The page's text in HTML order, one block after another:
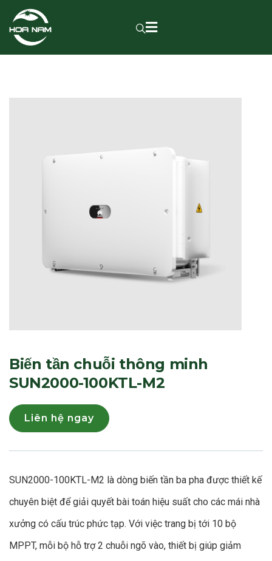
Biến tần chuỗi thông minh
SUN2000-100KTL-M2
Liên hệ ngay
SUN2000-100KTL-M2 là dòng biến tần ba pha được thiết kế
chuyên biệt để giải quyết bài toán hiệu suất cho các mái nhà
xưởng có cấu trúc phức tạp. Với việc trang bị tới 10 bộ
MPPT, mỗi bộ hỗ trợ 2 chuỗi ngõ vào, thiết bị giúp giảm